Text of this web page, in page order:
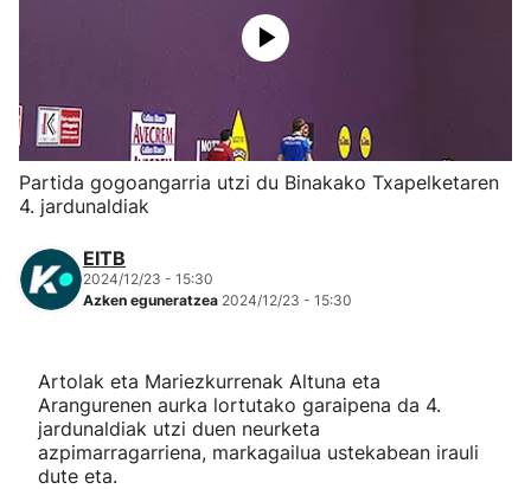
Eskubaloia
Kirolak 360
Mendi-lasterketak
"Helmuga"
Partida gogoangarria utzi du Binakako Txapelketaren
4. jardunaldiak
EITB
2024/12/23 - 15:30
Azken eguneratzea 2024/12/23 - 15:30
Artolak eta Mariezkurrenak Altuna eta
Arangurenen aurka lortutako garaipena da 4.
jardunaldiak utzi duen neurketa
azpimarragarriena, markagailua ustekabean irauli
dute eta.